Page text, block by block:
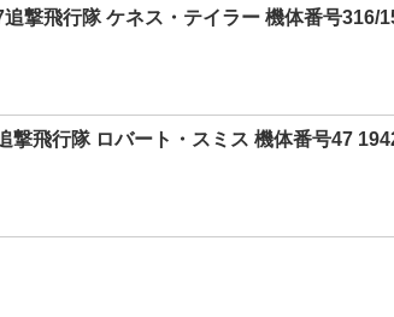
撃飛行隊 ケネス・テイラー 機体番号316/
撃飛行隊 ロバート・スミス 機体番号47